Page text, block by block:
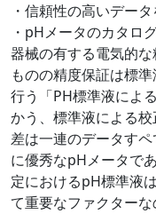
・信頼性の高いデー
・pHメータのカタロ
器械の有する電気的
ものの精度保証は標
行う「PH標準液によ
かう、標準液による
差は一連のデータす
に優秀なpHメータで
定におけるpH標準液
て重要なファクター